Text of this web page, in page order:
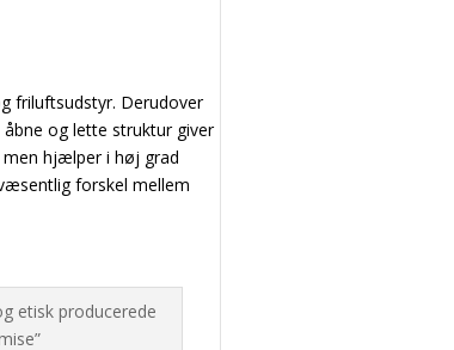
friluftsudstyr. Derudover
og lette struktur giver
men hjælper i høj grad
forskel mellem